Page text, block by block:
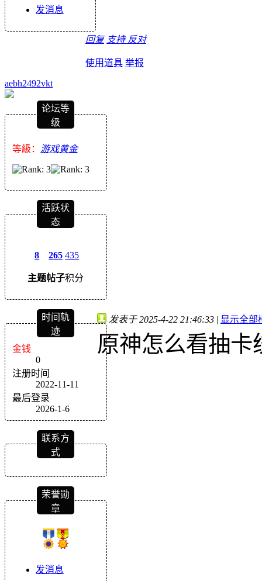
发消息
回复 支持 反对
使用道具 举报
aebh2492vkt
论坛等
级
等級： 游戏黄金
活跃状
态
8
主题
265
帖子
435
积分
时间轨
迹
金钱
0
注册时间
2022-11-11
最后登录
2026-1-6
联系方
式
荣誉勋
章
发消息
发表于 2025-4-22 21:46:33 | 显示全部
原神怎么看抽卡